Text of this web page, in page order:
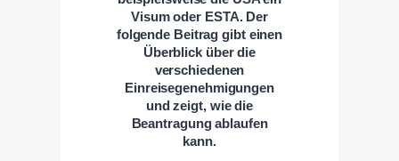
Visum oder ESTA. Der
folgende Beitrag gibt einen
Überblick über die
verschiedenen
Einreisegenehmigungen
und zeigt, wie die
Beantragung ablaufen
kann.